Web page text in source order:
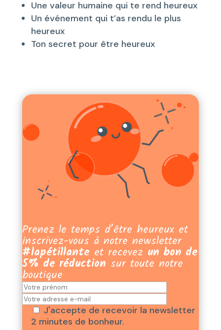
Une valeur humaine qui te rend heureux
Un événement qui t’as rendu le plus
heureux
Ton secret pour être heureux
Prenez le temps d’être heureux et
inscrivez-vous à notre newsletter
#lapétillante et recevez un bon de
5% de réduction sur toute notre
boutique
J'accepte de recevoir la newsletter
2 minutes de bonheur.